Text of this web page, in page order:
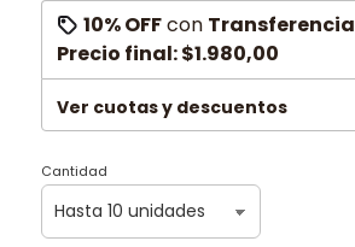
10% OFFcon Transferencia
Precio final:$1.980,00
Ver cuotas y descuentos
Cantidad